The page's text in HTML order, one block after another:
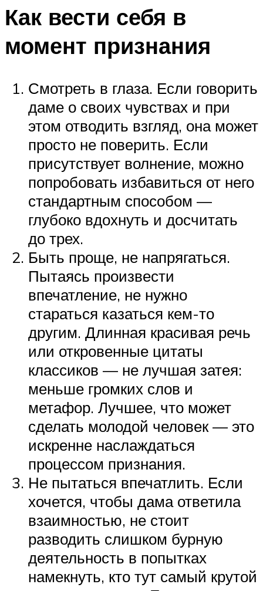
Как вести себя в
момент признания
Смотреть в глаза. Если говорить
даме о своих чувствах и при
этом отводить взгляд, она может
просто не поверить. Если
присутствует волнение, можно
попробовать избавиться от него
стандартным способом —
глубоко вдохнуть и досчитать
до трех.
Быть проще, не напрягаться.
Пытаясь произвести
впечатление, не нужно
стараться казаться кем-то
другим. Длинная красивая речь
или откровенные цитаты
классиков — не лучшая затея:
меньше громких слов и
метафор. Лучшее, что может
сделать молодой человек — это
искренне наслаждаться
процессом признания.
Не пытаться впечатлить. Если
хочется, чтобы дама ответила
взаимностью, не стоит
разводить слишком бурную
деятельность в попытках
намекнуть, кто тут самый крутой